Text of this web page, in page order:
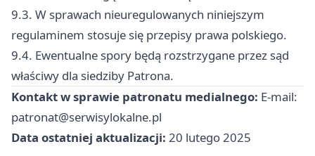
9.3. W sprawach nieuregulowanych niniejszym
regulaminem stosuje się przepisy prawa polskiego.
9.4. Ewentualne spory będą rozstrzygane przez sąd
właściwy dla siedziby Patrona.
Kontakt w sprawie patronatu medialnego: E-mail:
patronat@serwisylokalne.pl
Data ostatniej aktualizacji: 20 lutego 2025